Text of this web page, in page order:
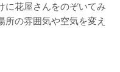
に花屋さんをのぞいてみ
の雰囲気や空気を変え